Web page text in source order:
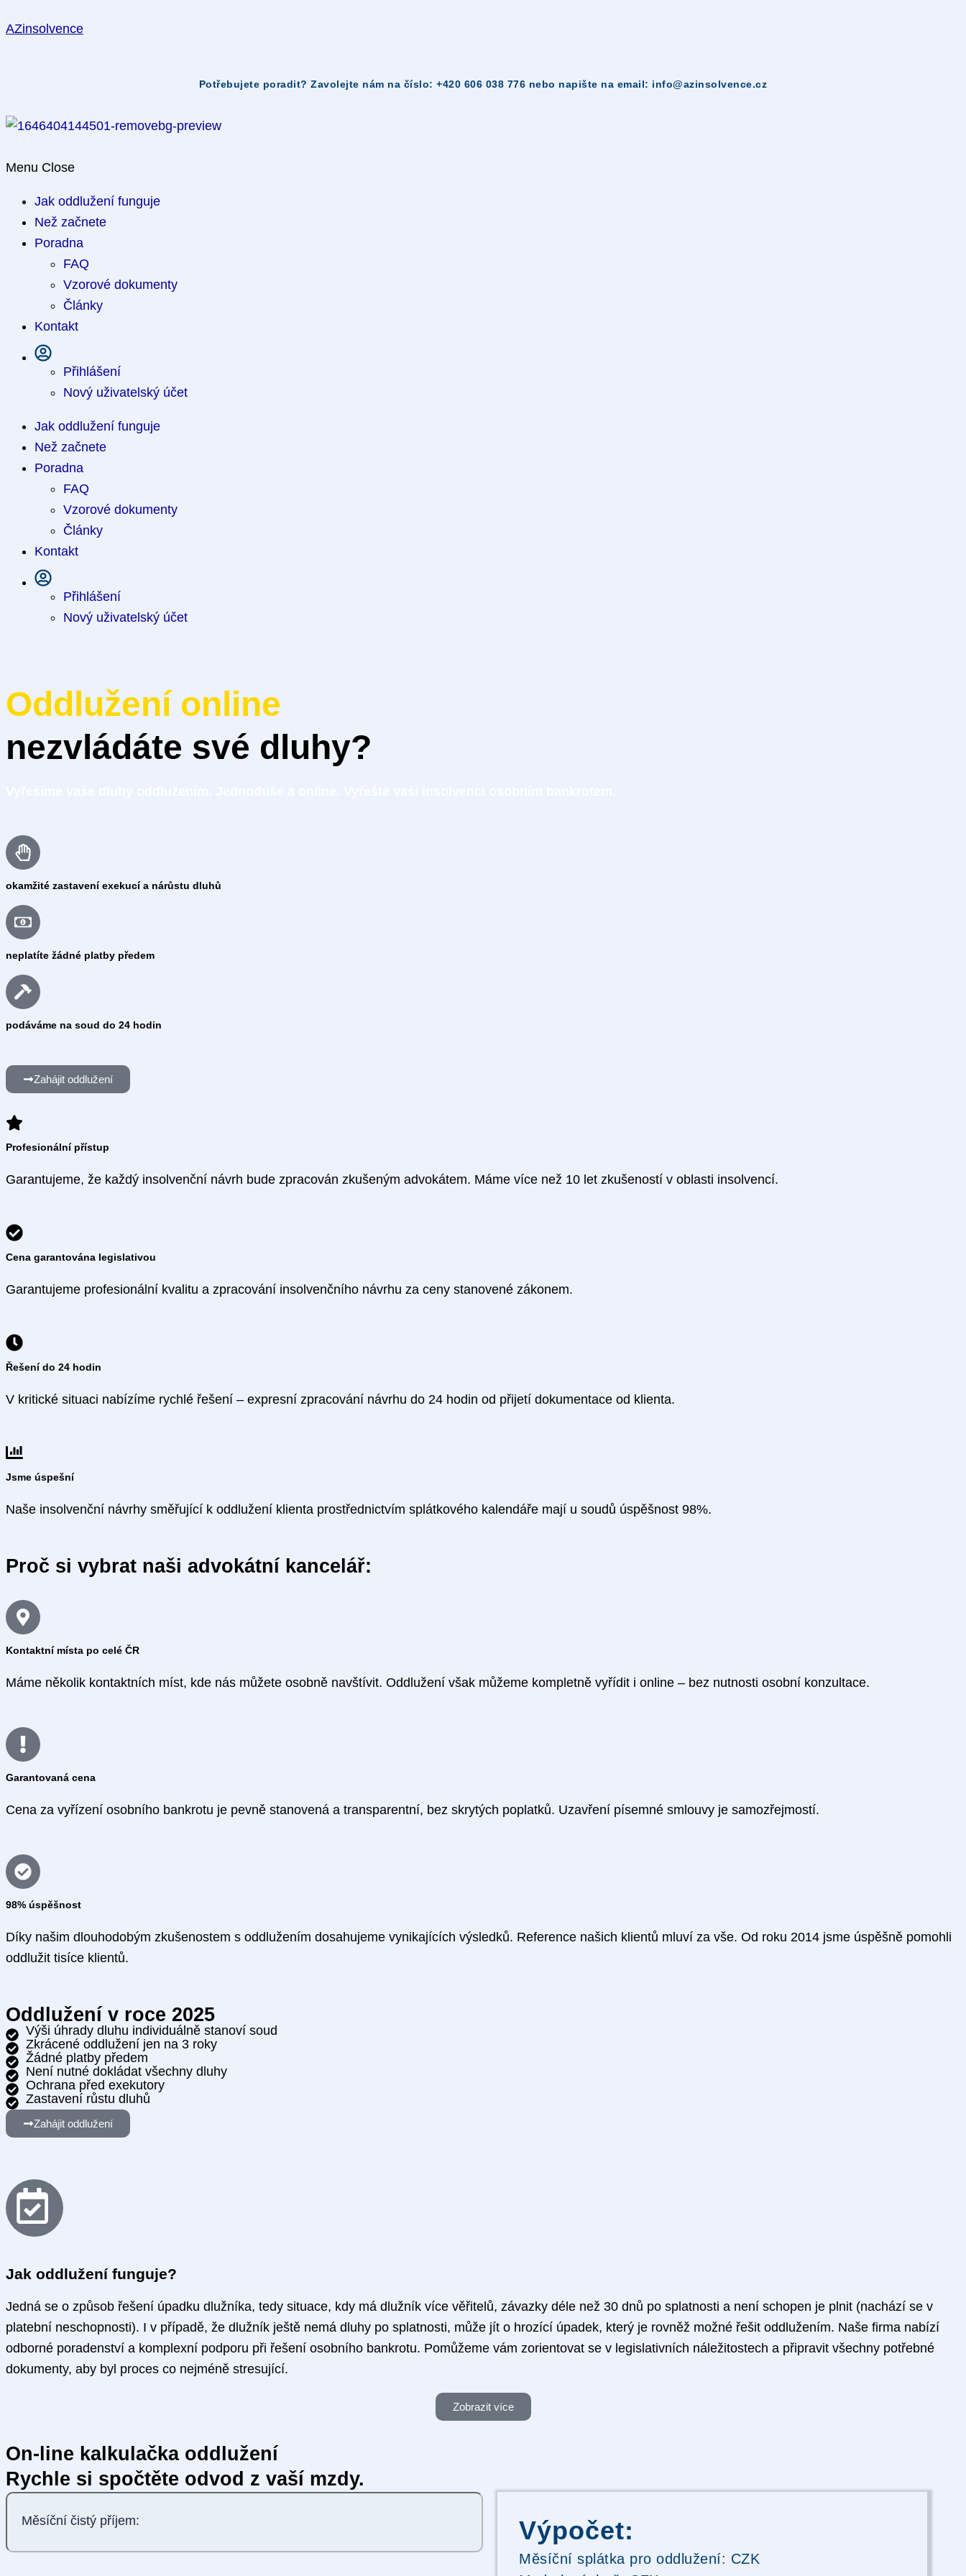
to
AZinsolvence
Menu Close
Jak oddlužení funguje
Než začnete
Poradna
FAQ
Vzorové dokumenty
Články
Kontakt
Přihlášení
Nový uživatelský účet
Jak oddlužení funguje
Než začnete
Poradna
FAQ
Vzorové dokumenty
Články
Kontakt
Přihlášení
Nový uživatelský účet
Oddlužení online
nezvládáte své dluhy?
okamžité zastavení exekucí a nárůstu dluhů
neplatíte žádné platby předem
podáváme na soud do 24 hodin
Zahájit oddlužení
Profesionální přístup
Garantujeme, že každý insolvenční návrh bude zpracován zkušeným advokátem. Máme více než 10 let zkušeností v oblasti insolvencí.
Cena garantována legislativou
Garantujeme profesionální kvalitu a zpracování insolvenčního návrhu za ceny stanovené zákonem.
Řešení do 24 hodin
V kritické situaci nabízíme rychlé řešení – expresní zpracování návrhu do 24 hodin od přijetí dokumentace od klienta.
Jsme úspešní
Naše insolvenční návrhy směřující k oddlužení klienta prostřednictvím splátkového kalendáře mají u soudů úspěšnost 98%.
Proč si vybrat naši advokátní kancelář:
Kontaktní místa po celé ČR
Máme několik kontaktních míst, kde nás můžete osobně navštívit. Oddlužení však můžeme kompletně vyřídit i online – bez nutnosti osobní konzultace.
Garantovaná cena
Cena za vyřízení osobního bankrotu je pevně stanovená a transparentní, bez skrytých poplatků. Uzavření písemné smlouvy je samozřejmostí.
98% úspěšnost
Díky našim dlouhodobým zkušenostem s oddlužením dosahujeme vynikajících výsledků. Reference našich klientů mluví za vše. Od roku 2014 jsme úspěšně pomohli
oddlužit tisíce klientů.
Oddlužení v roce 2025
Výši úhrady dluhu individuálně stanoví soud
Zkrácené oddlužení jen na 3 roky
Žádné platby předem
Není nutné dokládat všechny dluhy
Ochrana před exekutory
Zastavení růstu dluhů
Zahájit oddlužení
Jak oddlužení funguje?
Jedná se o způsob řešení úpadku dlužníka, tedy situace, kdy má dlužník více věřitelů, závazky déle než 30 dnů po splatnosti a není schopen je plnit (nachází se v
platební neschopnosti). I v případě, že dlužník ještě nemá dluhy po splatnosti, může jít o hrozící úpadek, který je rovněž možné řešit oddlužením. Naše firma nabízí
odborné poradenství a komplexní podporu při řešení osobního bankrotu. Pomůžeme vám zorientovat se v legislativních náležitostech a připravit všechny potřebné
dokumenty, aby byl proces co nejméně stresující.
Zobrazit více
On-line kalkulačka oddlužení
Rychle si spočtěte odvod z vaší mzdy.
Měsíční čistý příjem: Výpočet:
Měsíční splátka pro oddlužení: CZK